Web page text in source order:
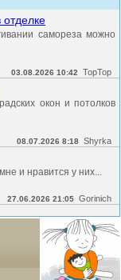
самореза можно
03.08.2026 10:42 TopTop
окон и потолков
08.07.2026 8:18 Shyrka
и нравится у них...
27.06.2026 21:05 Gorinich